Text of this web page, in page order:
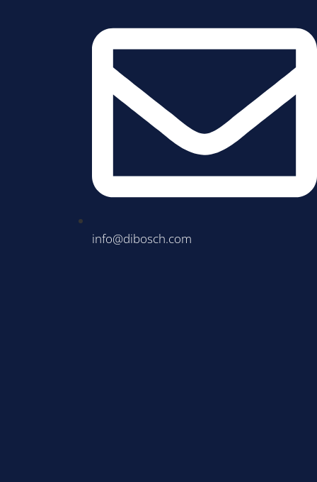
info@dibosch.com